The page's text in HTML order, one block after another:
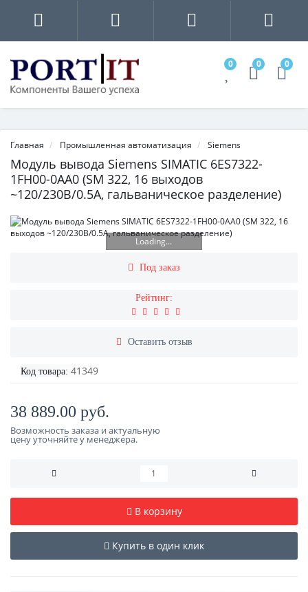
0 0 0
Главная Промышленная автоматизация Siemens
Модуль вывода Siemens SIMATIC 6ES7322-
1FH00-0AA0 (SM 322, 16 выходов
~120/230В/0.5A, гальваническое разделение)
Loading...
Под заказ
Рейтинг:
Оставить отзыв
Код товара: 41349
38 889.00 руб.
Возможность заказа и актуальную
цену уточняйте у менеджера.
В корзину
Купить в один клик